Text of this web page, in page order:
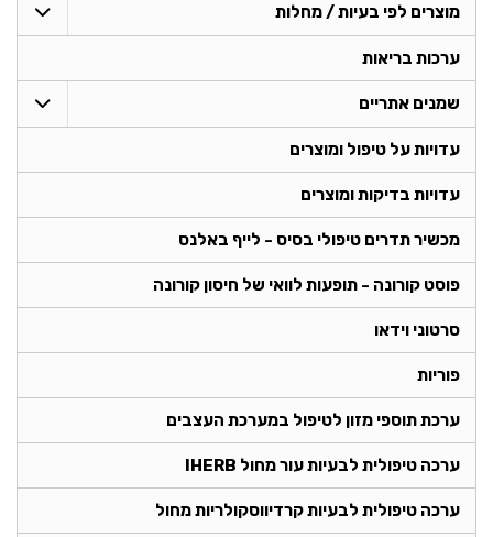
מוצרים לפי בעיות / מחלות
ערכות בריאות
שמנים אתריים
עדויות על טיפול ומוצרים
עדויות בדיקות ומוצרים
מכשיר תדרים טיפולי בסיס - לייף באלנס
פוסט קורונה - תופעות לוואי של חיסון קורונה
סרטוני וידאו
פוריות
ערכת תוספי מזון לטיפול במערכת העצבים
ערכה טיפולית לבעיות עור מחול IHERB
ערכה טיפולית לבעיות קרדיווסקולריות מחול